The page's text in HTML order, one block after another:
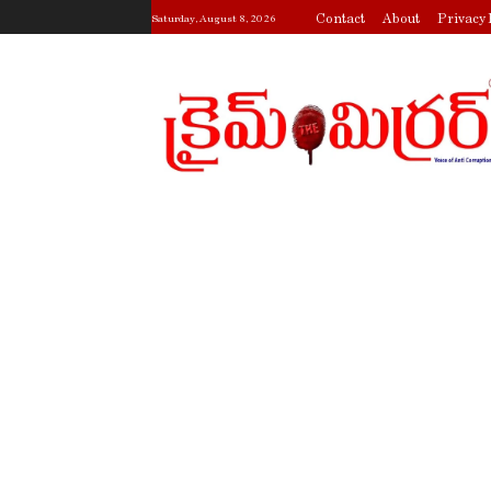
Saturday, August 8, 2026 Contact About Privacy